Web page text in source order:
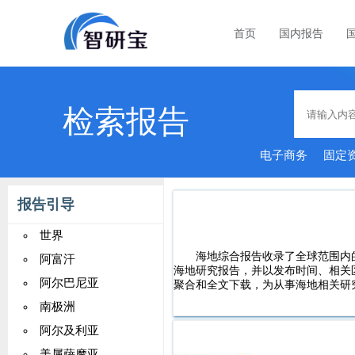
首页 国内报告
检索报告
电子商务 固定
报告引导
世界
阿富汗
阿尔巴尼亚
南极洲
阿尔及利亚
海地综合报告收录了全球范围
海地研究报告，并以发布时间、相
聚合和全文下载，为从事海地相关研